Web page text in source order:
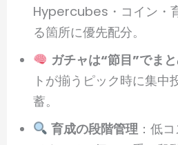
Hypercubes・コイン・
る箇所に優先配分。
ガチャは“節目”でま
トが揃うピック時に集中
蓄。
育成の段階管理 ：低